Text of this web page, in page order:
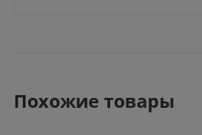
Похожие товары